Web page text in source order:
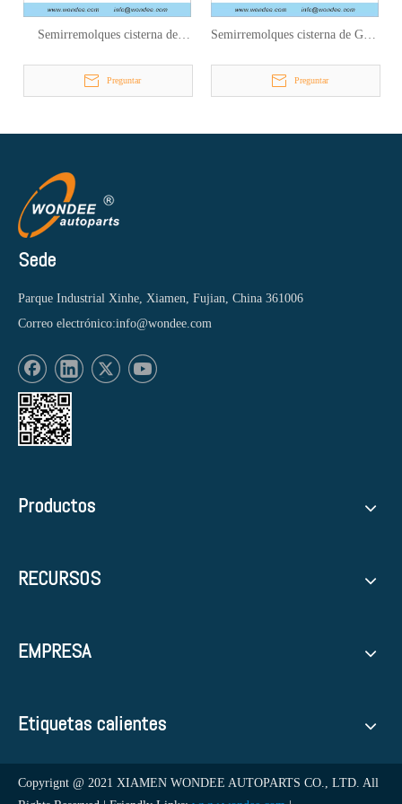
Semirremolques cisterna de
gas natural licuado
Preguntar
Semirremolques cisterna de GLP
licuado de petróleo
Preguntar
Sede
Parque Industrial Xinhe, Xiamen, Fujian, China 361006
Correo electrónico:info@wondee.com
Productos
RECURSOS
EMPRESA
Etiquetas calientes
Copyrignt @ 2021 XIAMEN WONDEE AUTOPARTS CO., LTD. All